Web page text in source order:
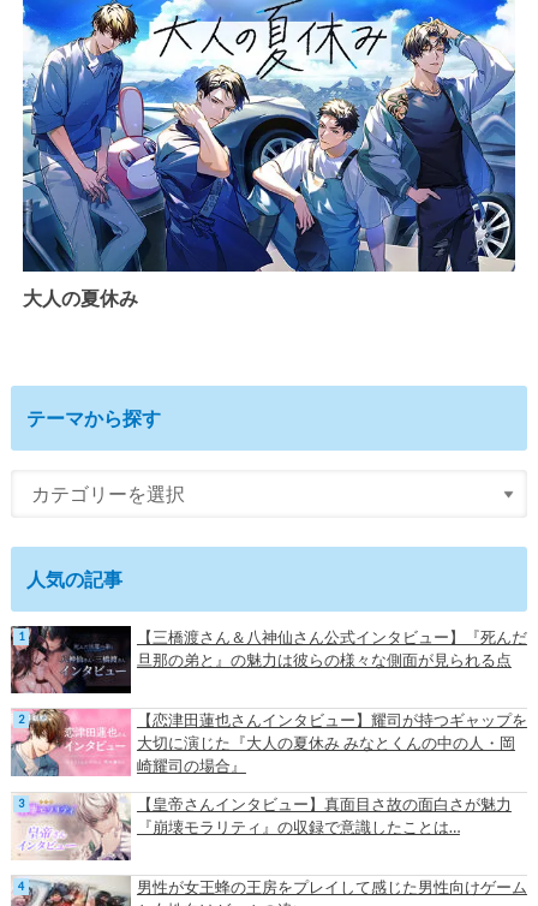
大人の夏休み
テーマから探す
人気の記事
【三橋渡さん＆八神仙さん公式インタビュー】『死んだ
旦那の弟と』の魅力は彼らの様々な側面が見られる点
【恋津田蓮也さんインタビュー】耀司が持つギャップを
大切に演じた『大人の夏休み みなとくんの中の人・岡
崎耀司の場合』
【皇帝さんインタビュー】真面目さ故の面白さが魅力
『崩壊モラリティ』の収録で意識したことは…
男性が女王蜂の王房をプレイして感じた男性向けゲーム